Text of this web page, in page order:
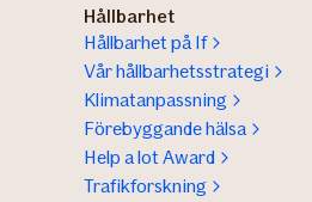
Hållbarhet
Hållbarhet på If
Vår hållbarhetsstrategi
Klimatanpassning
Förebyggande hälsa
Help a lot Award
Trafikforskning